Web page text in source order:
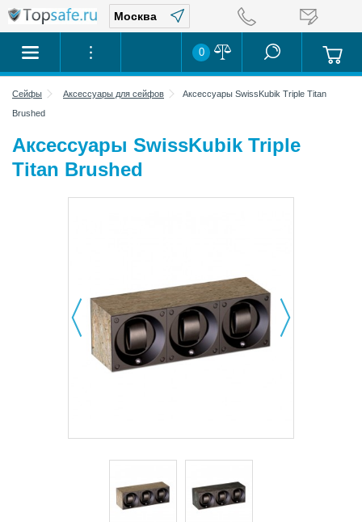
0
Сейфы Аксессуары для сейфов
Аксессуары SwissKubik Triple Titan
Brushed
Аксессуары SwissKubik Triple
Titan Brushed